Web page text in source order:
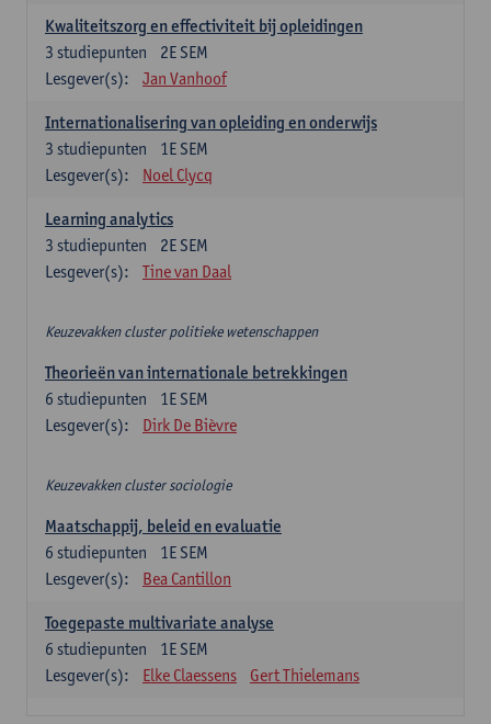
Kwaliteitszorg en effectiviteit bij opleidingen
2E SEM
3 studiepunten
Lesgever(s):
Jan Vanhoof
Internationalisering van opleiding en onderwijs
1E SEM
3 studiepunten
Lesgever(s):
Noel Clycq
Learning analytics
2E SEM
3 studiepunten
Lesgever(s):
Tine van Daal
Keuzevakken cluster politieke wetenschappen
Theorieën van internationale betrekkingen
1E SEM
6 studiepunten
Lesgever(s):
Dirk De Bièvre
Keuzevakken cluster sociologie
Maatschappij, beleid en evaluatie
1E SEM
6 studiepunten
Lesgever(s):
Bea Cantillon
Toegepaste multivariate analyse
1E SEM
6 studiepunten
Lesgever(s):
Elke Claessens Gert Thielemans